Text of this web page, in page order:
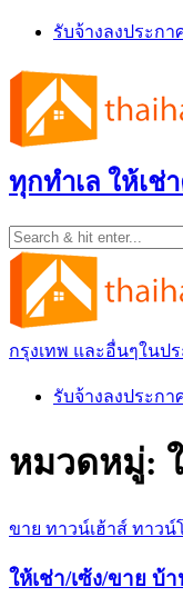
Skip
content
รับจ้างลงประก
ทุกทำเล ให้เช่
กรุงเทพ และอื่นๆในป
รับจ้างลงประก
หมวดหมู่:
ขาย ทาวน์เฮ้าส์ ทาวน์
ให้เช่า/เซ้ง/ขาย บ้